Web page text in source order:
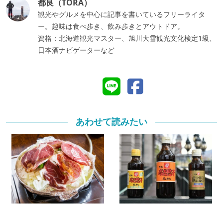
都良（TORA）
観光やグルメを中心に記事を書いているフリーライタ
ー。趣味は食べ歩き、飲み歩きとアウトドア。
資格：北海道観光マスター、旭川大雪観光文化検定1級、
日本酒ナビゲーターなど
あわせて読みたい